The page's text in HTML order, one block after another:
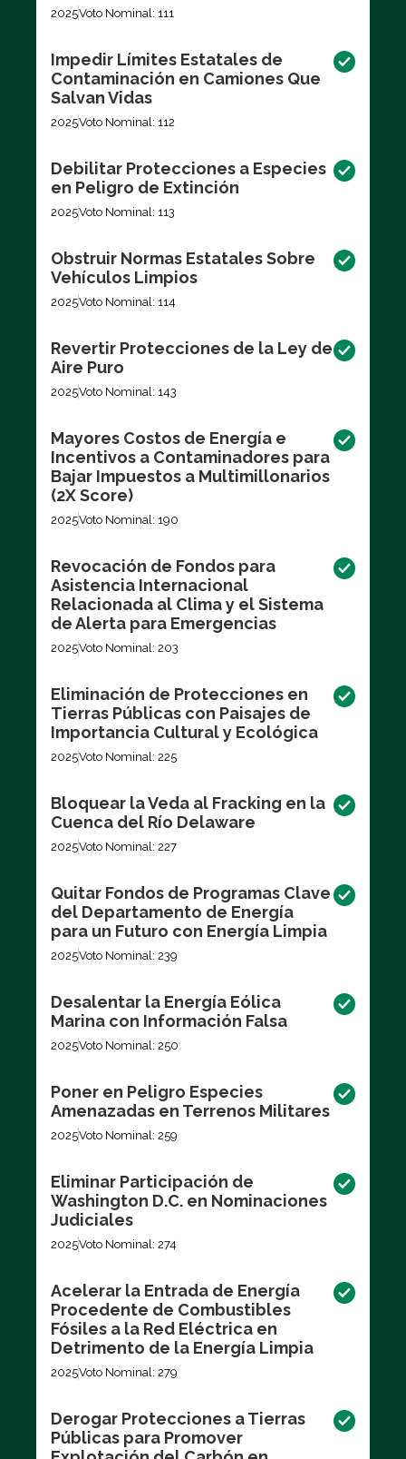
2025Voto Nominal: 111
Impedir Límites Estatales de
Contaminación en Camiones Que
Salvan Vidas
2025Voto Nominal: 112
Debilitar Protecciones a Especies
en Peligro de Extinción
2025Voto Nominal: 113
Obstruir Normas Estatales Sobre
Vehículos Limpios
2025Voto Nominal: 114
Revertir Protecciones de la Ley de
Aire Puro
2025Voto Nominal: 143
Mayores Costos de Energía e
Incentivos a Contaminadores para
Bajar Impuestos a Multimillonarios
(2X Score)
2025Voto Nominal: 190
Revocación de Fondos para
Asistencia Internacional
Relacionada al Clima y el Sistema
de Alerta para Emergencias
2025Voto Nominal: 203
Eliminación de Protecciones en
Tierras Públicas con Paisajes de
Importancia Cultural y Ecológica
2025Voto Nominal: 225
Bloquear la Veda al Fracking en la
Cuenca del Río Delaware
2025Voto Nominal: 227
Quitar Fondos de Programas Clave
del Departamento de Energía
para un Futuro con Energía Limpia
2025Voto Nominal: 239
Desalentar la Energía Eólica
Marina con Información Falsa
2025Voto Nominal: 250
Poner en Peligro Especies
Amenazadas en Terrenos Militares
2025Voto Nominal: 259
Eliminar Participación de
Washington D.C. en Nominaciones
Judiciales
2025Voto Nominal: 274
Acelerar la Entrada de Energía
Procedente de Combustibles
Fósiles a la Red Eléctrica en
Detrimento de la Energía Limpia
2025Voto Nominal: 279
Derogar Protecciones a Tierras
Públicas para Promover